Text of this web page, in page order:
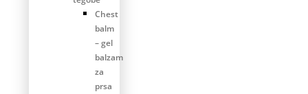
Chest
balm
– gel
balzam
za
prsa